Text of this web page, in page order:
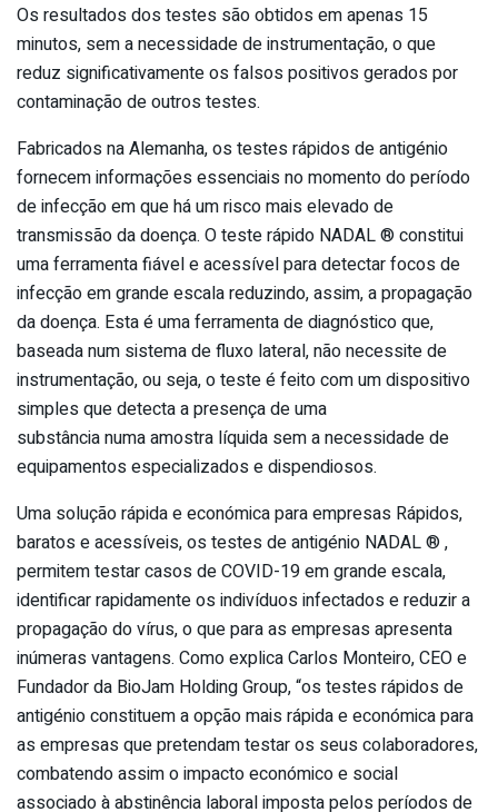
Os resultados dos testes são obtidos em apenas 15
minutos, sem a necessidade de instrumentação, o que
reduz significativamente os falsos positivos gerados por
contaminação de outros testes.
Fabricados na Alemanha, os testes rápidos de antigénio
fornecem informações essenciais no momento do período
de infecção em que há um risco mais elevado de
transmissão da doença. O teste rápido NADAL ® constitui
uma ferramenta fiável e acessível para detectar focos de
infecção em grande escala reduzindo, assim, a propagação
da doença. Esta é uma ferramenta de diagnóstico que,
baseada num sistema de fluxo lateral, não necessite de
instrumentação, ou seja, o teste é feito com um dispositivo
simples que detecta a presença de uma
substância numa amostra líquida sem a necessidade de
equipamentos especializados e dispendiosos.
Uma solução rápida e económica para empresas Rápidos,
baratos e acessíveis, os testes de antigénio NADAL ® ,
permitem testar casos de COVID-19 em grande escala,
identificar rapidamente os indivíduos infectados e reduzir a
propagação do vírus, o que para as empresas apresenta
inúmeras vantagens. Como explica Carlos Monteiro, CEO e
Fundador da BioJam Holding Group, “os testes rápidos de
antigénio constituem a opção mais rápida e económica para
as empresas que pretendam testar os seus colaboradores,
combatendo assim o impacto económico e social
associado à abstinência laboral imposta pelos períodos de